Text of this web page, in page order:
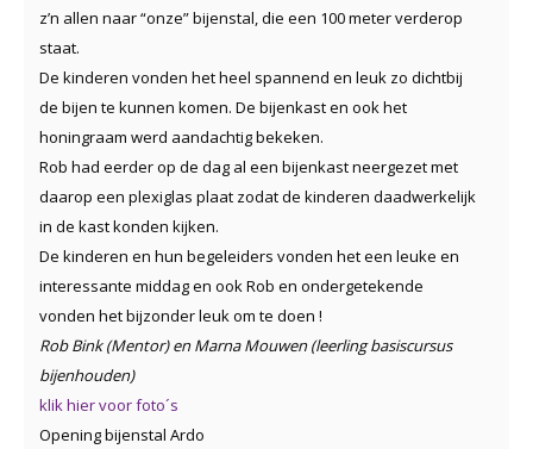
z’n allen naar “onze” bijenstal, die een 100 meter verderop
staat.
De kinderen vonden het heel spannend en leuk zo dichtbij
de bijen te kunnen komen. De bijenkast en ook het
honingraam werd aandachtig bekeken.
Rob had eerder op de dag al een bijenkast neergezet met
daarop een plexiglas plaat zodat de kinderen daadwerkelijk
in de kast konden kijken.
De kinderen en hun begeleiders vonden het een leuke en
interessante middag en ook Rob en ondergetekende
vonden het bijzonder leuk om te doen !
Rob Bink (Mentor) en Marna Mouwen (leerling basiscursus
bijenhouden)
klik hier voor foto´s
Opening bijenstal Ardo